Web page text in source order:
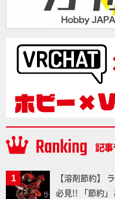
【溶剤節約】
必見!! 「節約